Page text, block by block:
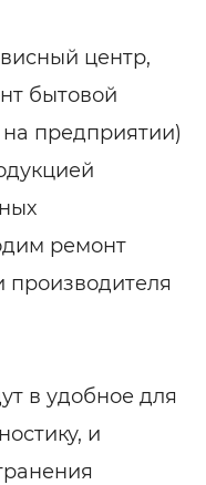
центр,
бытовой
предприятии)
ремонт
производителя
в удобное для
и